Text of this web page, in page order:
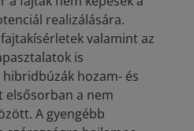
realizálására.
valamint az
is
hozam- és
elsősorban a nem
A gyengébb